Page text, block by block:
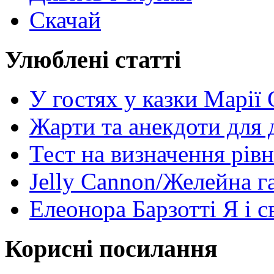
Скачай
Улюблені статті
У гостях у казки
Жарти та анекдоти для
Тест на визначення
Jelly Cannon/Желейна
Елеонора Барзотті Я і
Корисні посилання